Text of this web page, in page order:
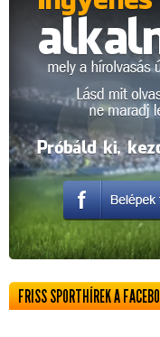
FRISS SPORTHÍREK A